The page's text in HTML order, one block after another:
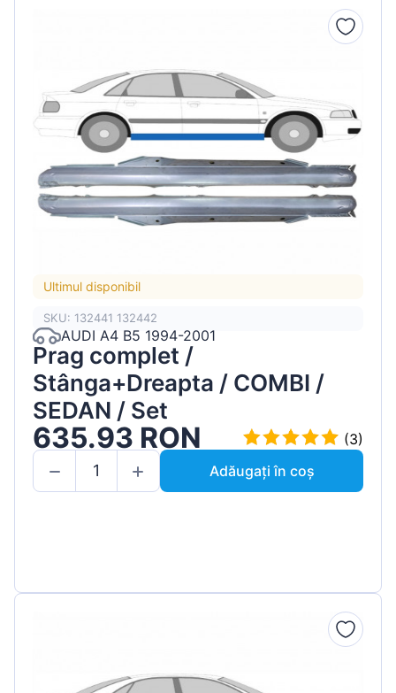
Ultimul disponibil
SKU: 132441 132442
AUDI A4 B5 1994-2001
Prag complet /
Stânga+Dreapta / COMBI /
SEDAN / Set
635.93 RON
(3)
Adăugați în coș